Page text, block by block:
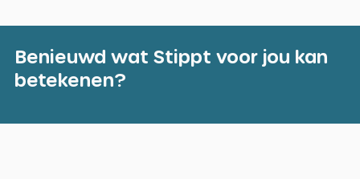
Benieuwd wat Stippt voor jou kan
betekenen?